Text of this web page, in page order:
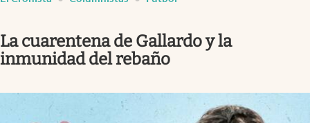
Columnistas
Apertura
La cuarentena de Gallardo y la
inmunidad del rebaño